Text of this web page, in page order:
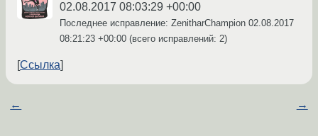
02.08.2017 08:03:29 +00:00
Последнее исправление: ZenitharChampion 02.08.2017
08:21:23 +00:00 (всего исправлений: 2)
Ссылка
← →